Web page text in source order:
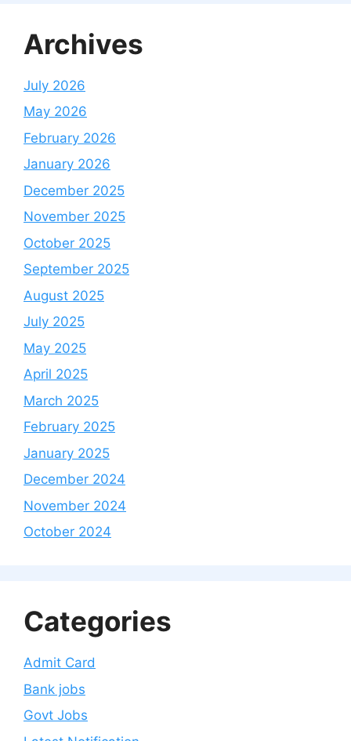
Archives
July 2026
May 2026
February 2026
January 2026
December 2025
November 2025
October 2025
September 2025
August 2025
July 2025
May 2025
April 2025
March 2025
February 2025
January 2025
December 2024
November 2024
October 2024
Categories
Admit Card
Bank jobs
Govt Jobs